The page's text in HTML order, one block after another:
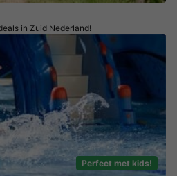
in Zuid Nederland!
Perfect met kids!